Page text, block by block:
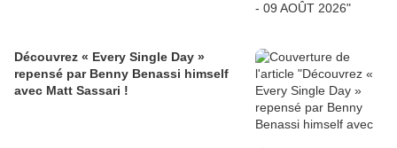
Découvrez « Every Single Day »
repensé par Benny Benassi himself
avec Matt Sassari !